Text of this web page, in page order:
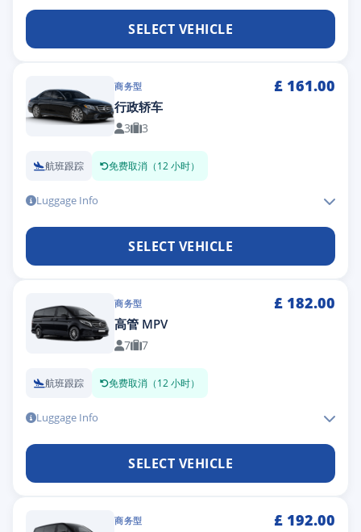
SELECT VEHICLE
商务型 £ 161.00
行政轿车
3 3
航班跟踪 免费取消（12 小时）
Luggage Info
SELECT VEHICLE
商务型 £ 182.00
高管 MPV
7 7
航班跟踪 免费取消（12 小时）
Luggage Info
SELECT VEHICLE
商务型 £ 192.00